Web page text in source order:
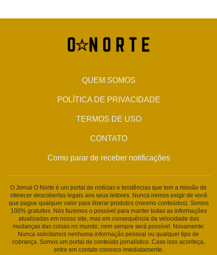
QUEM SOMOS
POLÍTICA DE PRIVACIDADE
TERMOS DE USO
CONTATO
Como parar de receber notificações
O Jornal O Norte é um portal de notícias e tendências que tem a missão de
oferecer descobertas legais aos seus leitores. Nunca iremos exigir de você
que pague qualquer valor para liberar produtos (mesmo conteúdos). Somos
100% gratuitos. Nós fazemos o possível para manter todas as informações
atualizadas em nosso site, mas em consequência da velocidade das
mudanças das coisas no mundo, nem sempre será possível. Novamente:
Nunca solicitamos nenhuma informação pessoal ou qualquer tipo de
cobrança. Somos um portal de conteúdo jornalístico. Caso isso aconteça,
entre em contato conosco imediatamente.